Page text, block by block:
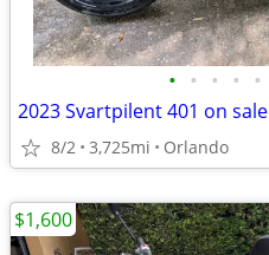
• • • • •
2023 Svartpilent 401 on sale
8/2 3,725mi Orlando
$1,600